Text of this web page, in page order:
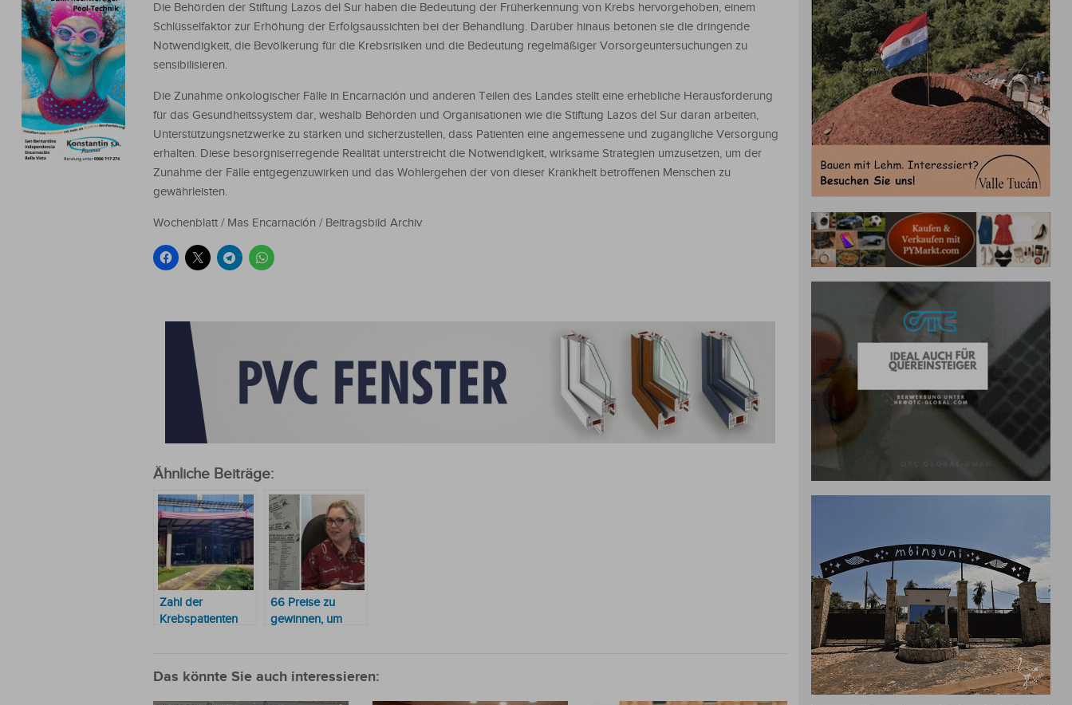
Die Behörden der Stiftung Lazos del Sur haben die Bedeutung der Früherkennung von Krebs hervorgehoben, einem
Schlüsselfaktor zur Erhöhung der Erfolgsaussichten bei der Behandlung. Darüber hinaus betonen sie die dringende
Notwendigkeit, die Bevölkerung für die Krebsrisiken und die Bedeutung regelmäßiger Vorsorgeuntersuchungen zu
sensibilisieren.
Die Zunahme onkologischer Fälle in Encarnación und anderen Teilen des Landes stellt eine erhebliche Herausforderung
für das Gesundheitssystem dar, weshalb Behörden und Organisationen wie die Stiftung Lazos del Sur daran arbeiten,
Unterstützungsnetzwerke zu stärken und sicherzustellen, dass Patienten eine angemessene und zugängliche Versorgung
erhalten. Diese besorgniserregende Realität unterstreicht die Notwendigkeit, wirksame Strategien umzusetzen, um der
Zunahme der Fälle entgegenzuwirken und das Wohlergehen der von dieser Krankheit betroffenen Menschen zu
gewährleisten.
Wochenblatt / Mas Encarnación / Beitragsbild Archiv
Ähnliche Beiträge:
Zahl der
Krebspatienten
deutlich an
66 Preise zu
gewinnen, um
Das könnte Sie auch interessieren: